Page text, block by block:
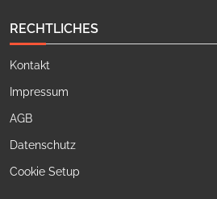
RECHTLICHES
Kontakt
Impressum
AGB
Datenschutz
Cookie Setup